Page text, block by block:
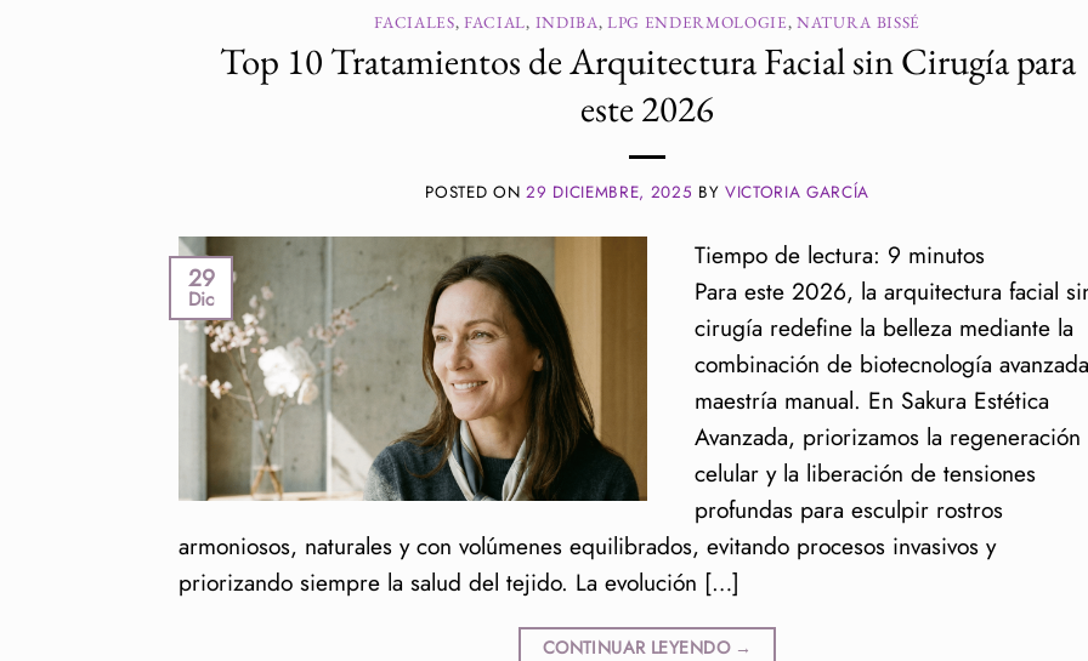
FACIALES,FACIAL, INDIBA, LPG ENDERMOLOGIE,NATURA BISSÉ
Top 10 Tratamientos de Arquitectura Facial sin Cirugía para
este 2026
POSTED ON29 DICIEMBRE, 2025 BY VICTORIA GARCÍA
29
Dic
Tiempo de lectura: 9 minutos
Para este 2026, la arquitectura facial
cirugía redefine la belleza mediante la
combinación de biotecnología
maestría manual. En Sakura Estética
Avanzada, priorizamos la regeneración
celular y la liberación de tensiones
profundas para esculpir rostros
armoniosos, naturales y con volúmenes equilibrados, evitando procesos invasivos y
priorizando siempre la salud del tejido. La evolución […]
CONTINUAR LEYENDO →